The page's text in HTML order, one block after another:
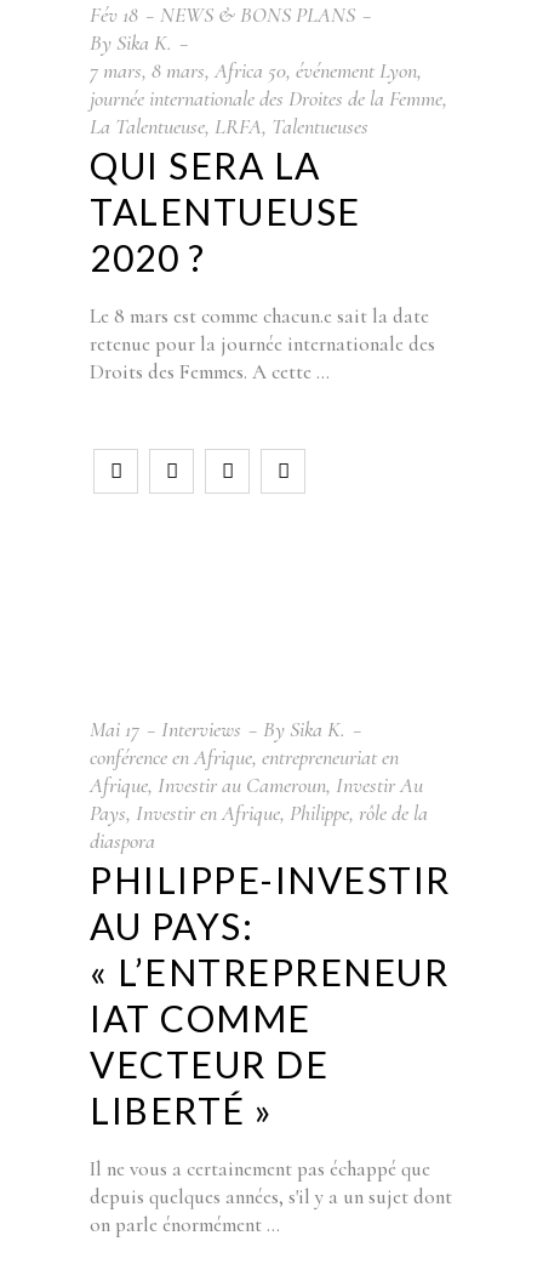
Fév 18
NEWS & BONS PLANS
By Sika K.
7 mars, 8 mars, Africa 50, événement Lyon,
journée internationale des Droites de la Femme,
La Talentueuse, LRFA, Talentueuses
QUI SERA LA
TALENTUEUSE
2020 ?
Le 8 mars est comme chacun.e sait la date
retenue pour la journée internationale des
Droits des Femmes. A cette
Mai 17 Interviews By Sika K.
conférence en Afrique, entrepreneuriat en
Afrique, Investir au Cameroun, Investir Au
Pays, Investir en Afrique, Philippe, rôle de la
diaspora
PHILIPPE-INVESTIR
AU PAYS:
« L’ENTREPRENEUR
IAT COMME
VECTEUR DE
LIBERTÉ »
Il ne vous a certainement pas échappé que
depuis quelques années, s'il y a un sujet dont
on parle énormément